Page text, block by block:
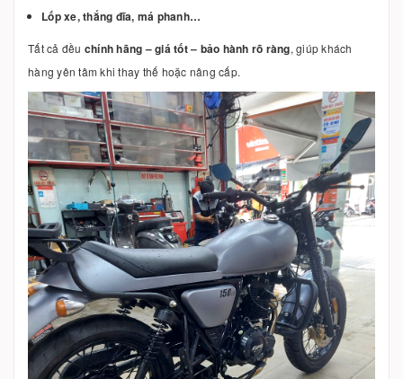
Lốp xe, thắng đĩa, má phanh…
Tất cả đều chính hãng – giá tốt – bảo hành rõ ràng, giúp khách
hàng yên tâm khi thay thế hoặc nâng cấp.